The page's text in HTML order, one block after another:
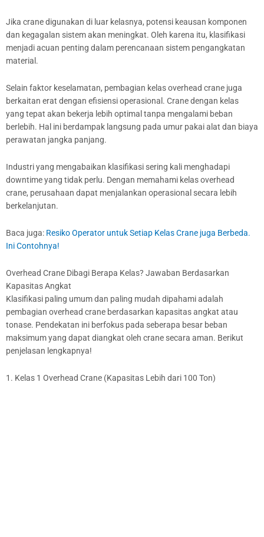
Jika crane digunakan di luar kelasnya, potensi keausan komponen
dan kegagalan sistem akan meningkat. Oleh karena itu, klasifikasi
menjadi acuan penting dalam perencanaan sistem pengangkatan
material.
Selain faktor keselamatan, pembagian kelas overhead crane juga
berkaitan erat dengan efisiensi operasional. Crane dengan kelas
yang tepat akan bekerja lebih optimal tanpa mengalami beban
berlebih. Hal ini berdampak langsung pada umur pakai alat dan biaya
perawatan jangka panjang.
Industri yang mengabaikan klasifikasi sering kali menghadapi
downtime yang tidak perlu. Dengan memahami kelas overhead
crane, perusahaan dapat menjalankan operasional secara lebih
berkelanjutan.
Baca juga: Resiko Operator untuk Setiap Kelas Crane juga Berbeda.
Ini Contohnya!
Overhead Crane Dibagi Berapa Kelas? Jawaban Berdasarkan
Kapasitas Angkat
Klasifikasi paling umum dan paling mudah dipahami adalah
pembagian overhead crane berdasarkan kapasitas angkat atau
tonase. Pendekatan ini berfokus pada seberapa besar beban
maksimum yang dapat diangkat oleh crane secara aman. Berikut
penjelasan lengkapnya!
1. Kelas 1 Overhead Crane (Kapasitas Lebih dari 100 Ton)